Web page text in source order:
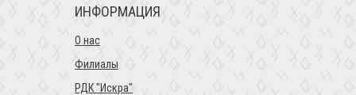
ИНФОРМАЦИЯ
О нас
Филиалы
РДК "Искра"